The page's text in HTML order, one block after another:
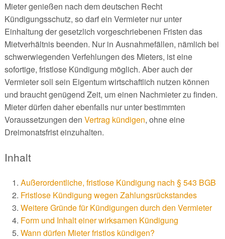
Mieter genießen nach dem deutschen Recht
Kündigungsschutz, so darf ein Vermieter nur unter
Einhaltung der gesetzlich vorgeschriebenen Fristen das
Mietverhältnis beenden. Nur in Ausnahmefällen, nämlich bei
schwerwiegenden Verfehlungen des Mieters, ist eine
sofortige, fristlose Kündigung möglich. Aber auch der
Vermieter soll sein Eigentum wirtschaftlich nutzen können
und braucht genügend Zeit, um einen Nachmieter zu finden.
Mieter dürfen daher ebenfalls nur unter bestimmten
Voraussetzungen den Vertrag kündigen, ohne eine
Dreimonatsfrist einzuhalten.
Inhalt
Außerordentliche, fristlose Kündigung nach § 543 BGB
Fristlose Kündigung wegen Zahlungsrückstandes
Weitere Gründe für Kündigungen durch den Vermieter
Form und Inhalt einer wirksamen Kündigung
Wann dürfen Mieter fristlos kündigen?